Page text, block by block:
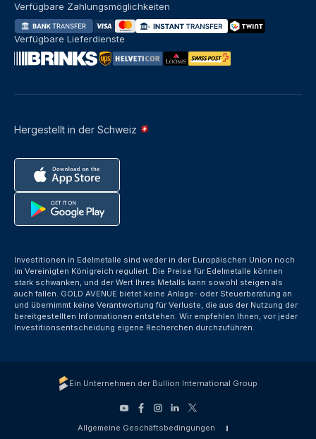
Hergestellt in der Schweiz
Verfügbare Zahlungsmöglichkeiten
Verfügbare Lieferdienste
Investitionen in Edelmetalle sind weder in der Europäischen Union noch
im Vereinigten Königreich reguliert. Die Preise für Edelmetalle können
stark schwanken, und der Wert Ihres Metalls kann sowohl steigen als
auch fallen. GOLD AVENUE bietet keine Anlage- oder Steuerberatung an
und übernimmt keine Verantwortung für Verluste, die aus der Nutzung der
bereitgestellten Informationen entstehen. Wir empfehlen Ihnen, vor jeder
Investitionsentscheidung eigene Recherchen durchzuführen.
Ein Unternehmen der Bullion International Group
Allgemeine Geschäftsbedingungen